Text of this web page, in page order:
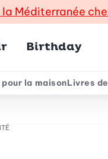
la Méditerranée
Birthday
la maisonLivres